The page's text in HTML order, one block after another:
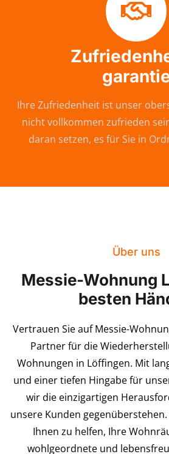
Ihre Zufriedenheit ist unser
nicht vollkommen zufrieden
daran setzen, es für Sie in
Über uns
Messie-Wohnung
besten
Vertrauen Sie auf Messie-
Partner für die
Wohnungen in Löffingen. Mit
und einer tiefen Hingabe für
wir die einzigartigen
unsere Kunden
Ihnen zu helfen, Ihre
wohlgeordnete und